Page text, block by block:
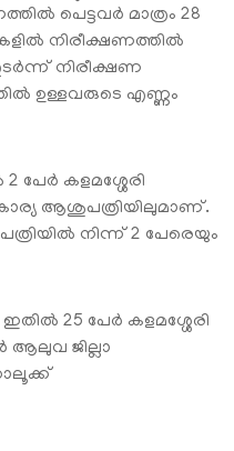
പെട്ടവര്‍ മാത്രം 28
നിരീക്ഷണത്തില്‍
നിരീക്ഷണ
ഉള്ളവരുടെ എണ്ണം
പേര്‍ കളമശ്ശേരി
ആശുപത്രിയിലുമാണ്.
നിന്ന് 2 പേരെയും
25 പേര്‍ കളമശ്ശേരി
ആലുവ ജില്ലാ